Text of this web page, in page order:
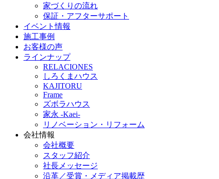
家づくりの流れ
保証・アフターサポート
イベント情報
施工事例
お客様の声
ラインナップ
RELACIONES
しろくまハウス
KAJITORU
Frame
ズボラハウス
家永 -Kaei-
リノベーション・リフォーム
会社情報
会社概要
スタッフ紹介
社長メッセージ
沿革／受賞・メディア掲載歴